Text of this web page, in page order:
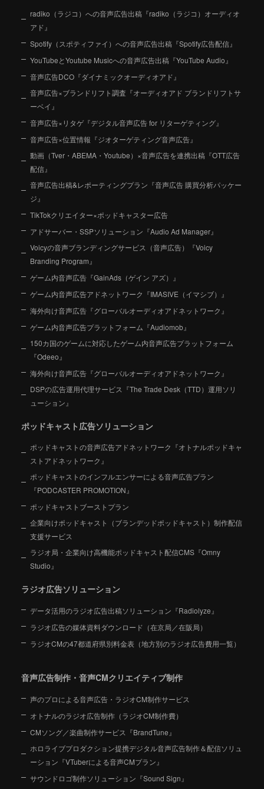
radiko（ラジコ）への音声広告出稿『radiko（ラジコ）オーディオ
アド』
Spotify（スポティファイ）への音声広告出稿『Spotify広告配信』
YouTubeとYoutube Musicへの音声広告出稿『YouTube Audio』
音声広告DCO『ダイナミックオーディオアド』
音声広告×ブランドリフト調査『オーディオアド ブランドリフトサ
ーベイ』
音声広告×リタゲ『デジタル音声広告 for リターゲティング』
音声広告×位置情報『ジオターゲティング音声広告』
動画（Tver・ABEMA・Youtube）×音声広告を連携出稿『OTT広告
配信』
音声広告出稿&レポーティングプラン『音声広告 購買分析パッケー
ジ』
TikTokクリエイター×ポッドキャスター広告
アドサーバー・SSPソリューション『Audio Ad Manager』
Voicyの音声ブランディングサービス（音声広告）『Voicy
Branding Program』
ゲーム内音声広告『GainAds（ゲイン アズ）』
ゲーム内音声広告アドネットワーク『IMASIVE（イマシブ）』
海外向け音声広告『グローバルオーディオアドネットワーク』
ゲーム内音声広告プラットフォーム『Audiomob』
150カ国のゲームに対応したゲーム内音声広告プラットフォーム
『Odeeo』
海外向け音声広告『グローバルオーディオアドネットワーク』
DSPの広告運用代理サービス『The Trade Desk（TTD）運用ソリ
ューション』
ポッドキャスト広告ソリューション
ポッドキャストの音声広告アドネットワーク『オトナルポッドキャ
ストアドネットワーク』
ポッドキャストのインフルエンサーによる音声広告プラン
『PODCASTER PROMOTION』
ポッドキャストブーストプラン
企業向けポッドキャスト（ブランデッドポッドキャスト）制作配信
支援サービス
ラジオ局・企業向け高機能ポッドキャスト配信CMS『Omny
Studio』
ラジオ広告ソリューション
データ活用のラジオ広告出稿ソリューション『Radiolyze』
ラジオ広告の媒体資料ダウンロード（在京局／在阪局）
ラジオCMの47都道府県別料金表（地方別のラジオ広告費用一覧）
音声広告制作・音声CMクリエイティブ制作
声のプロによる音声広告・ラジオCM制作サービス
オトナルのラジオ広告制作（ラジオCM制作費）
CMソング／楽曲制作サービス『BrandTune』
ホロライブプロダクション提携デジタル音声広告制作＆配信ソリュ
ーション 『VTuberによる音声CMプラン』
サウンドロゴ制作ソリューション『Sound Sign』